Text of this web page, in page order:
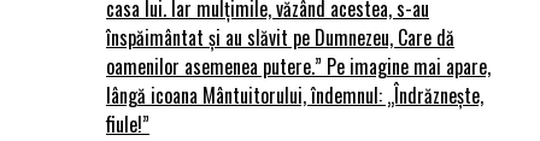
casa lui. Iar mulțimile, văzând acestea, s-au
înspăimântat și au slăvit pe Dumnezeu, Care dă
oamenilor asemenea putere.” Pe imagine mai apare,
lângă icoana Mântuitorului, îndemnul: „Îndrăznește,
fiule!”